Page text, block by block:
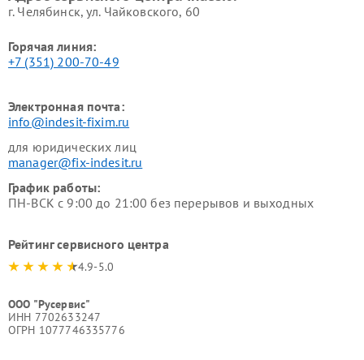
г. Челябинск, ул. Чайковского, 60
Горячая линия:
+7 (351) 200-70-49
Электронная почта:
info@indesit-fixim.ru
для юридических лиц
manager@fix-indesit.ru
График работы:
ПН-ВСК с 9:00 до 21:00 без перерывов и выходных
Рейтинг сервисного центра
4.9-5.0
ООО "Русервис"
ИНН 7702633247
ОГРН 1077746335776